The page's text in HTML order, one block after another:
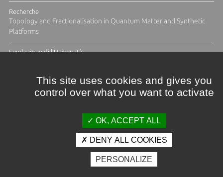
Recherche
Topology and Fractionalisation in Quantum Matter and Synthetic
Platforms
Fundazione di l'Università
Crédits et mentions légales
Espace presse
Photothèque
This site uses cookies and gives you
control over what you want to activate
OK, ACCEPT ALL
DENY ALL COOKIES
PERSONALIZE